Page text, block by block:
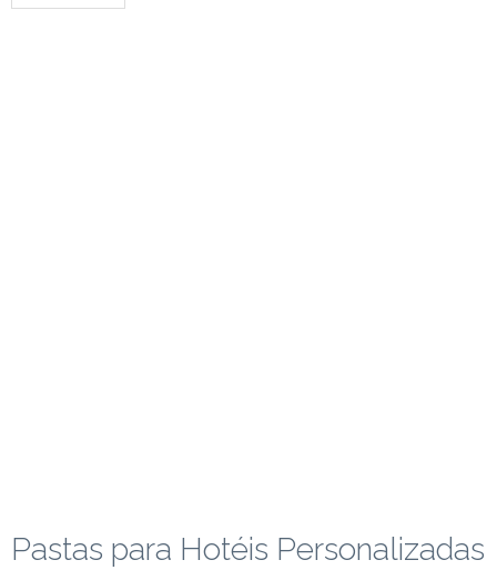
Pastas para Hotéis Personalizadas